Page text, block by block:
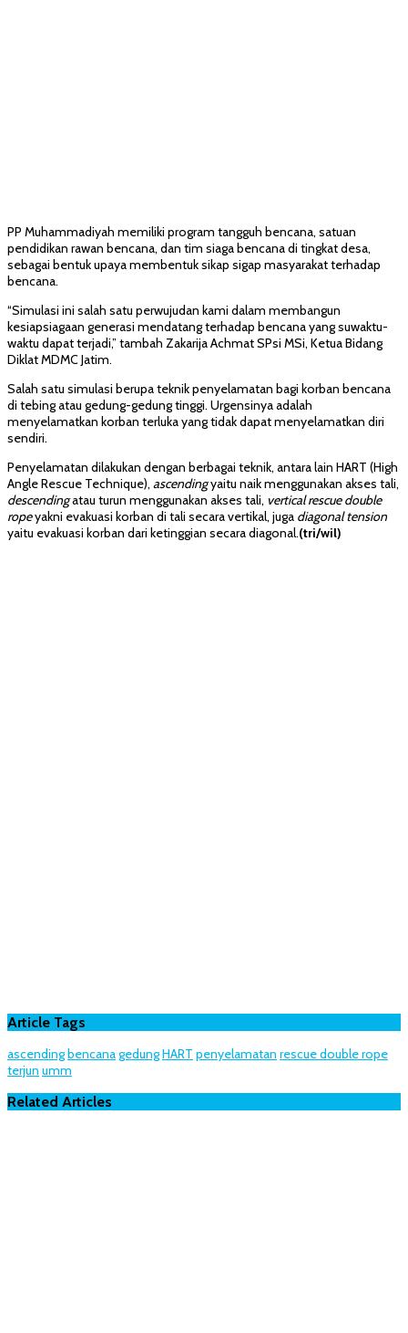
PP Muhammadiyah memiliki program tangguh bencana, satuan
pendidikan rawan bencana, dan tim siaga bencana di tingkat desa,
sebagai bentuk upaya membentuk sikap sigap masyarakat terhadap
bencana.
“Simulasi ini salah satu perwujudan kami dalam membangun
kesiapsiagaan generasi mendatang terhadap bencana yang suwaktu-
waktu dapat terjadi,” tambah Zakarija Achmat SPsi MSi, Ketua Bidang
Diklat MDMC Jatim.
Salah satu simulasi berupa teknik penyelamatan bagi korban bencana
di tebing atau gedung-gedung tinggi. Urgensinya adalah
menyelamatkan korban terluka yang tidak dapat menyelamatkan diri
sendiri.
Penyelamatan dilakukan dengan berbagai teknik, antara lain HART (High
Angle Rescue Technique), ascendingyaitu naik menggunakan akses tali,
descendingatau turun menggunakan akses tali, vertical rescue double
ropeyakni evakuasi korban di tali secara vertikal, juga diagonal tension
yaitu evakuasi korban dari ketinggian secara diagonal.(tri/wil)
Article Tags
ascendingbencanagedungHART penyelamatan rescue double rope
terjun umm
Related Articles